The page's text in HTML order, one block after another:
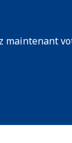
maintenant